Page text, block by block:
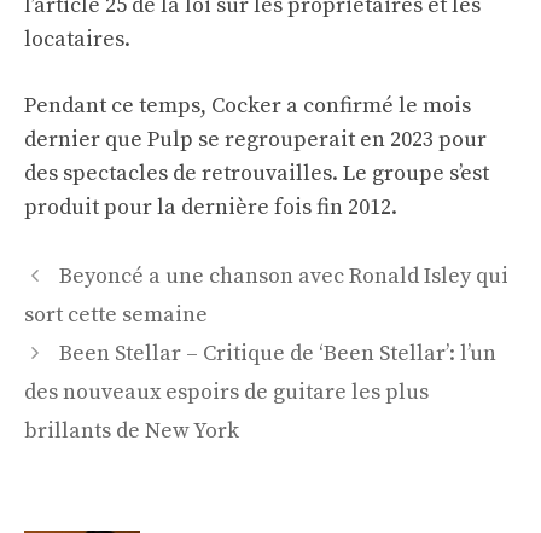
l’article 25 de la loi sur les propriétaires et les
locataires.
Pendant ce temps, Cocker a confirmé le mois
dernier que Pulp se regrouperait en 2023 pour
des spectacles de retrouvailles. Le groupe s’est
produit pour la dernière fois fin 2012.
Navigation
des
Beyoncé a une chanson avec Ronald Isley qui
sort cette semaine
Been Stellar – Critique de ‘Been Stellar’: l’un
des nouveaux espoirs de guitare les plus
brillants de New York